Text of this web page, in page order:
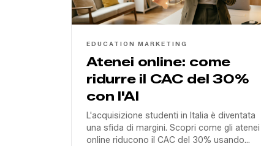
EDUCATION MARKETING
Atenei online: come
ridurre il CAC del 30%
con l'AI
L'acquisizione studenti in Italia è diventata
una sfida di margini. Scopri come gli atenei
online riducono il CAC del 30% usando